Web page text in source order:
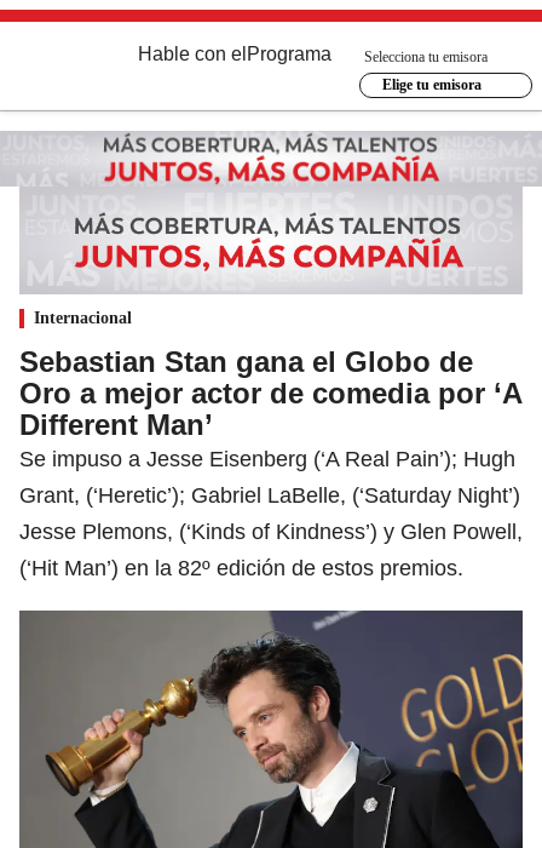
Hable con el Programa
Selecciona tu emisora
Elige tu emisora
Internacional
Sebastian Stan gana el Globo de
Oro a mejor actor de comedia por ‘A
Different Man’
Se impuso a Jesse Eisenberg (‘A Real Pain’); Hugh
Grant, (‘Heretic’); Gabriel LaBelle, (‘Saturday Night’)
Jesse Plemons, (‘Kinds of Kindness’) y Glen Powell,
(‘Hit Man’) en la 82º edición de estos premios.